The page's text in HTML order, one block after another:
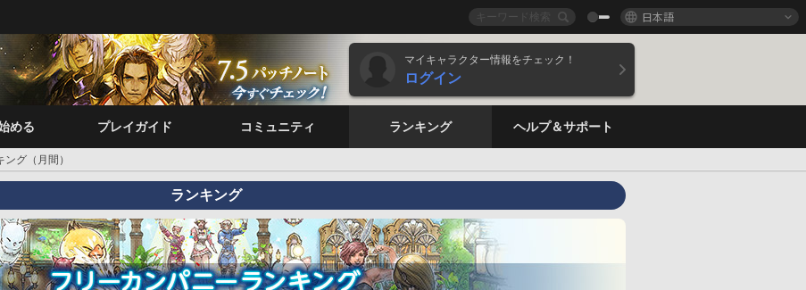
日本語
マイキャラクター情報をチェック！
ログイン
める プレイガイド コミュニティ ランキング ヘルプ＆サポート
グ（月間）
ランキング